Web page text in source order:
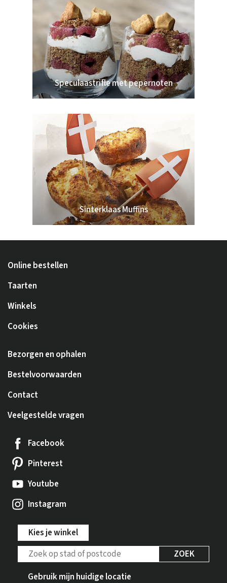
Speculaastrifle met pepernoten
Sinterklaas Muffins
Online bestellen
Taarten
Winkels
Cookies
Bezorgen en ophalen
Bestelvoorwaarden
Contact
Veelgestelde vragen
Facebook
Pinterest
Youtube
Instagram
Kies je winkel
ZOEK
Gebruik mijn huidige locatie